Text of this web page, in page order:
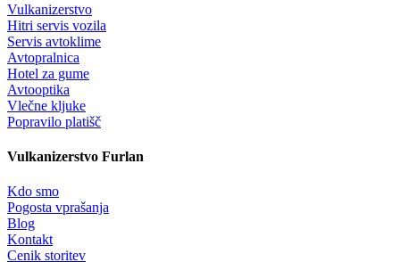
Vulkanizerstvo
Hitri servis vozila
Servis avtoklime
Avtopralnica
Hotel za gume
Avtooptika
Vlečne kljuke
Popravilo platišč
Vulkanizerstvo Furlan
Kdo smo
Pogosta vprašanja
Blog
Kontakt
Cenik storitev